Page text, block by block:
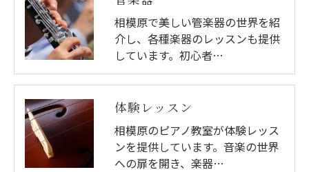
相模原で美しい管楽器の世界を紹
介し、各種楽器のレッスンも提供
しています。初心者…
体験レッスン
相模原のピアノ教室が体験レッス
ンを提供しています。音楽の世界
への扉を開き、楽器…